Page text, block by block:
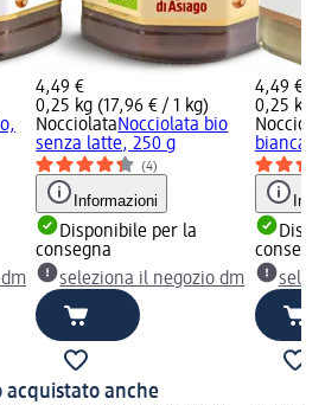
4,49 €
0,25 kg (17,96 € / 1 kg)
NocciolataNocciolata bio
senza latte, 250 g
(4)
Informazioni
Disponibile per la
consegna
seleziona il negozio dm
4,49 €
0,25 kg
bianca
anche